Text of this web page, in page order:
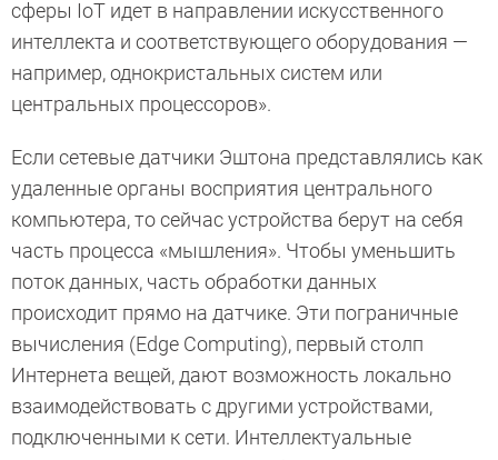
сферы IoT идет в направлении искусственного
интеллекта и соответствующего оборудования —
например, однокристальных систем или
центральных процессоров».
Если сетевые датчики Эштона представлялись как
удаленные органы восприятия центрального
компьютера, то сейчас устройства берут на себя
часть процесса «мышления». Чтобы уменьшить
поток данных, часть обработки данных
происходит прямо на датчике. Эти пограничные
вычисления (Edge Computing), первый столп
Интернета вещей, дают возможность локально
взаимодействовать с другими устройствами,
подключенными к сети. Интеллектуальные